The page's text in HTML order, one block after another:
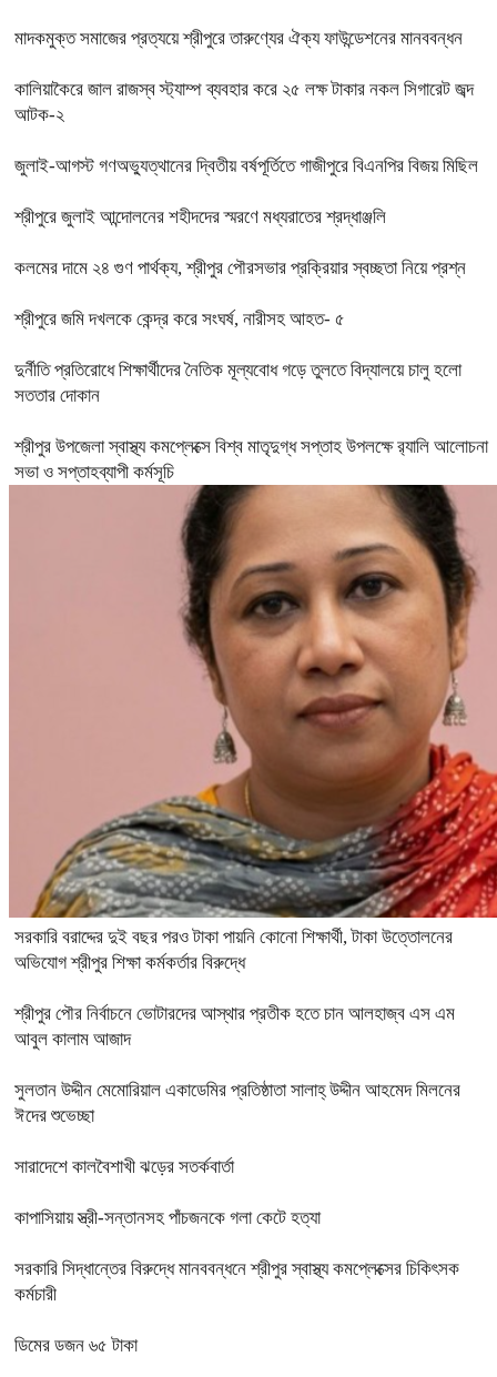
মাদকমুক্ত সমাজের প্রত্যয়ে শ্রীপুরে তারুণ্যের ঐক্য ফাউন্ডেশনের মানববন্ধন
কালিয়াকৈরে জাল রাজস্ব স্ট্যাম্প ব্যবহার করে ২৫ লক্ষ টাকার নকল সিগারেট জব্দ
আটক-২
জুলাই-আগস্ট গণঅভ্যুত্থানের দ্বিতীয় বর্ষপূর্তিতে গাজীপুরে বিএনপির বিজয় মিছিল
শ্রীপুরে জুলাই আন্দোলনের শহীদদের স্মরণে মধ্যরাতের শ্রদ্ধাঞ্জলি
কলমের দামে ২৪ গুণ পার্থক্য, শ্রীপুর পৌরসভার প্রক্রিয়ার স্বচ্ছতা নিয়ে প্রশ্ন
শ্রীপুরে জমি দখলকে কেন্দ্র করে সংঘর্ষ, নারীসহ আহত- ৫
দুর্নীতি প্রতিরোধে শিক্ষার্থীদের নৈতিক মূল্যবোধ গড়ে তুলতে বিদ্যালয়ে চালু হলো
সততার দোকান
শ্রীপুর উপজেলা স্বাস্থ্য কমপ্লেক্সে বিশ্ব মাতৃদুগ্ধ সপ্তাহ উপলক্ষে র‍্যালি আলোচনা
সভা ও সপ্তাহব্যাপী কর্মসূচি
সরকারি বরাদ্দের দুই বছর পরও টাকা পায়নি কোনো শিক্ষার্থী, টাকা উত্তোলনের
অভিযোগ শ্রীপুর শিক্ষা কর্মকর্তার বিরুদ্ধে
শ্রীপুর পৌর নির্বাচনে ভোটারদের আস্থার প্রতীক হতে চান আলহাজ্ব এস এম
আবুল কালাম আজাদ
সুলতান উদ্দীন মেমোরিয়াল একাডেমির প্রতিষ্ঠাতা সালাহ্ উদ্দীন আহমেদ মিলনের
ঈদের শুভেচ্ছা
সারাদেশে কালবৈশাখী ঝড়ের সতর্কবার্তা
কাপাসিয়ায় স্ত্রী-সন্তানসহ পাঁচজনকে গলা কেটে হত্যা
সরকারি সিদ্ধান্তের বিরুদ্ধে মানববন্ধনে শ্রীপুর স্বাস্থ্য কমপ্লেক্সের চিকিৎসক
কর্মচারী
ডিমের ডজন ৬৫ টাকা